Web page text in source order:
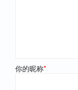
你的昵称*